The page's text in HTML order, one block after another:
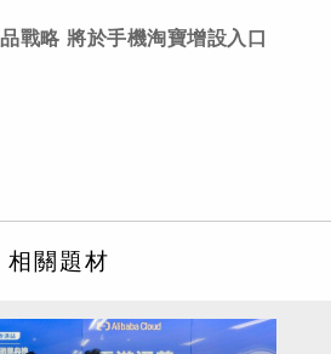
戰略 將於手機淘寶增設入口
相關題材